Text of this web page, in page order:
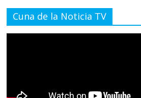
Cuna de la Noticia TV